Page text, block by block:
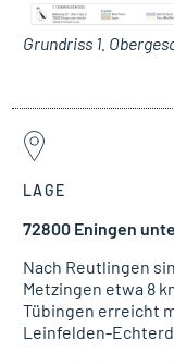
Grundriss 1.
LAGE
72800 Eningen
Nach Reutlingen
Metzingen etwa 8
Tübingen erreicht
Leinfelden-